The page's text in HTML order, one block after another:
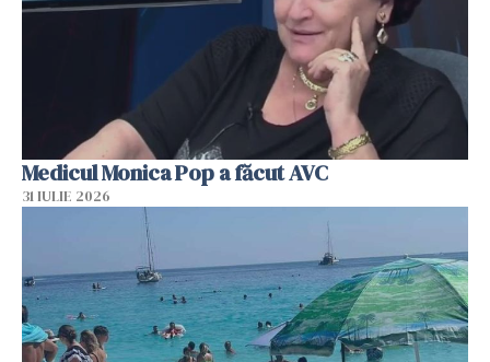
Medicul Monica Pop a făcut AVC
31 IULIE 2026